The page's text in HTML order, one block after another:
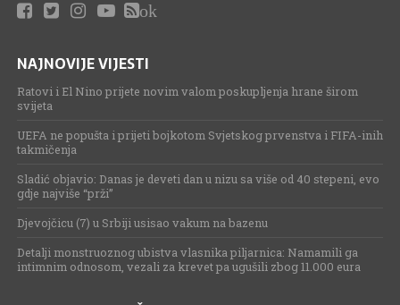
ok
NAJNOVIJE VIJESTI
Ratovi i El Nino prijete novim valom poskupljenja hrane širom
svijeta
UEFA ne popušta i prijeti bojkotom Svjetskog prvenstva i FIFA-inih
takmičenja
Sladić objavio: Danas je deveti dan u nizu sa više od 40 stepeni, evo
gdje najviše “prži”
Djevojčicu (7) u Srbiji usisao vakum na bazenu
Detalji monstruoznog ubistva vlasnika piljarnica: Namamili ga
intimnim odnosom, vezali za krevet pa ugušili zbog 11.000 eura